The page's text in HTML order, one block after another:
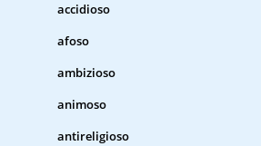
accidioso
afoso
ambizioso
animoso
antireligioso